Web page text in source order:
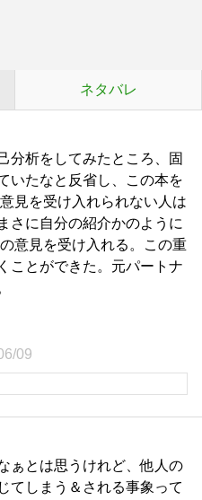
ネタバレ
分析をしてみたところ、固
いたなと反省し、この本を
見を受け入れられない人は
さに自分の紹介かのように
意見を受け入れる。この重
ことができた。元パートナ
09
ぁとは思うけれど、他人の
てしまう＆される事象って